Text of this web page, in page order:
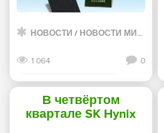
НОВОСТИ / НОВОСТИ МИРА ИНТЕРНЕТ
1 064 0
Смотреть дальше
В четвёртом
квартале SK Hynix